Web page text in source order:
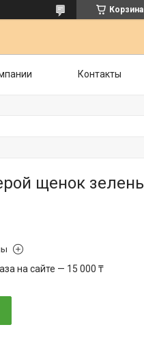
Корзина
Контакты
щенок
на сайте — 15 000 ₸